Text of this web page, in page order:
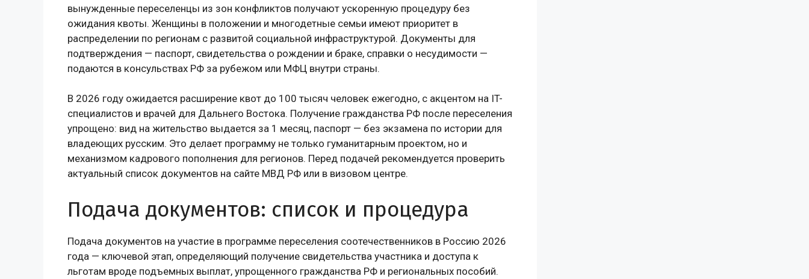
вынужденные переселенцы из зон конфликтов получают ускоренную процедуру без
ожидания квоты. Женщины в положении и многодетные семьи имеют приоритет в
распределении по регионам с развитой социальной инфраструктурой. Документы для
подтверждения — паспорт, свидетельства о рождении и браке, справки о несудимости —
подаются в консульствах РФ за рубежом или МФЦ внутри страны.
В 2026 году ожидается расширение квот до 100 тысяч человек ежегодно, с акцентом на IT-
специалистов и врачей для Дальнего Востока. Получение гражданства РФ после переселения
упрощено: вид на жительство выдается за 1 месяц, паспорт — без экзамена по истории для
владеющих русским. Это делает программу не только гуманитарным проектом, но и
механизмом кадрового пополнения для регионов. Перед подачей рекомендуется проверить
актуальный список документов на сайте МВД РФ или в визовом центре.
Подача документов: список и процедура
Подача документов на участие в программе переселения соотечественников в Россию 2026
года — ключевой этап, определяющий получение свидетельства участника и доступа к
льготам вроде подъемных выплат, упрощенного гражданства РФ и региональных пособий.